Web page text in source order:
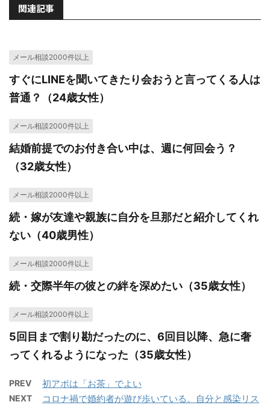
関連記事
メール相談2000件以上
すぐにLINEを聞いてきたり会おうと言ってくる人は
普通？（24歳女性）
メール相談2000件以上
結婚前提でのお付き合い中は、週に何回会う？
（32歳女性）
メール相談2000件以上
続・嫁が友達や親族に自分を旦那だと紹介してくれ
ない（40歳男性）
メール相談2000件以上
続・交際半年の彼との絆を深めたい（35歳女性）
メール相談2000件以上
5回目まで割り勘だったのに、6回目以降、急に奢
ってくれるようになった（35歳女性）
PREV 初アポは「お茶」でよい
NEXT
コロナ禍で婚約者が遊び歩いている。自分と感染リス